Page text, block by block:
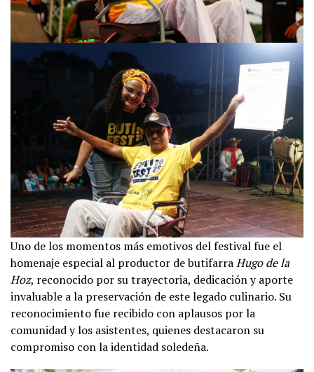
Uno de los momentos más emotivos del festival fue el
homenaje especial al productor de butifarraHugo de la
Hoz, reconocido por su trayectoria, dedicación y aporte
invaluable a la preservación de este legado culinario. Su
reconocimiento fue recibido con aplausos por la
comunidad y los asistentes, quienes destacaron su
compromiso con la identidad soledeña.